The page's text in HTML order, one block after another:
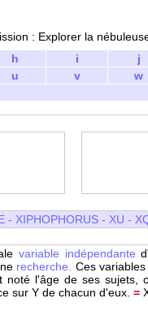
: Explorer la
h i j
u v w
- XIPHOPHORUS - XU -
variable indépendante
recherche. Ces
l'âge de ses
sur Y de chacun d'eux. =